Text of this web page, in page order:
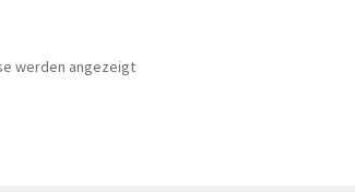
werden angezeigt